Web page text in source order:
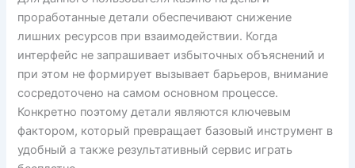
проработанные детали обеспечивают снижение
лишних ресурсов при взаимодействии. Когда
интерфейс не запрашивает избыточных объяснений и
при этом не формирует вызывает барьеров, внимание
сосредоточено на самом основном процессе.
Конкретно поэтому детали являются ключевым
фактором, который превращает базовый инструмент в
удобный а также результативный сервис играть